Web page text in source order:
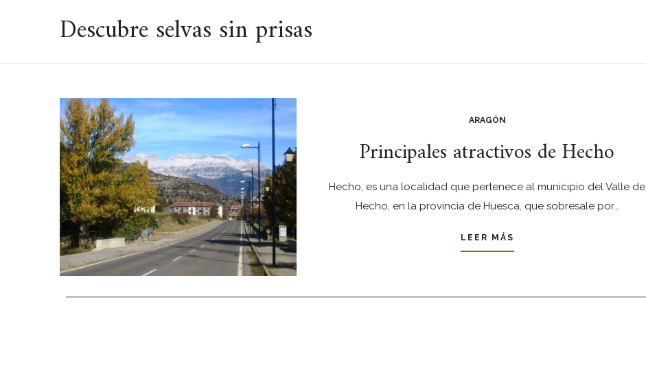
Descubre selvas sin prisas
ARAGÓN
Principales atractivos de Hecho
Hecho, es una localidad que pertenece al municipio del Valle de
Hecho, en la provincia de Huesca, que sobresale por…
LEER MÁS